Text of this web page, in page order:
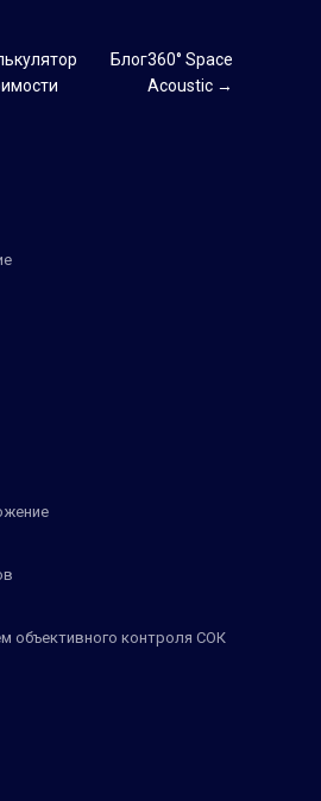
объективного контроля СОК
Блог360° Space
Acoustic →